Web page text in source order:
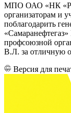
МПО ОАО «НК
организаторам и
поблагодарить
профсоюзной
В.Л. за отличную
Версия для